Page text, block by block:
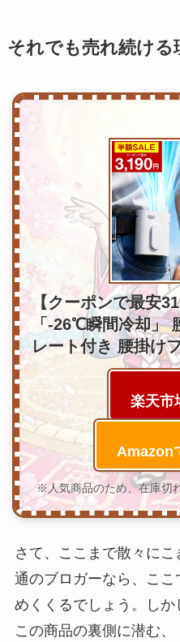
それでも売れ続ける
【クーポンで最安
「-26℃瞬間冷却」
レート付き 腰掛け
楽天市
Amazon
※人気商品のため、在庫切
さて、ここまで散々に
通のブロガーなら、こ
めくくるでしょう。しか
この商品の裏側に潜む、